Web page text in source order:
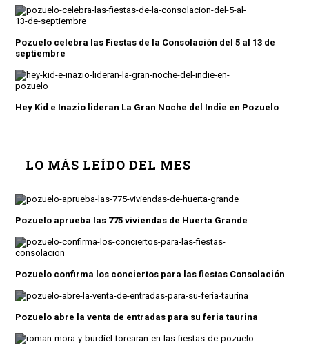
Pozuelo celebra las Fiestas de la Consolación del 5 al 13 de
septiembre
Hey Kid e Inazio lideran La Gran Noche del Indie en Pozuelo
LO MÁS LEÍDO DEL MES
Pozuelo aprueba las 775 viviendas de Huerta Grande
Pozuelo confirma los conciertos para las fiestas Consolación
Pozuelo abre la venta de entradas para su feria taurina